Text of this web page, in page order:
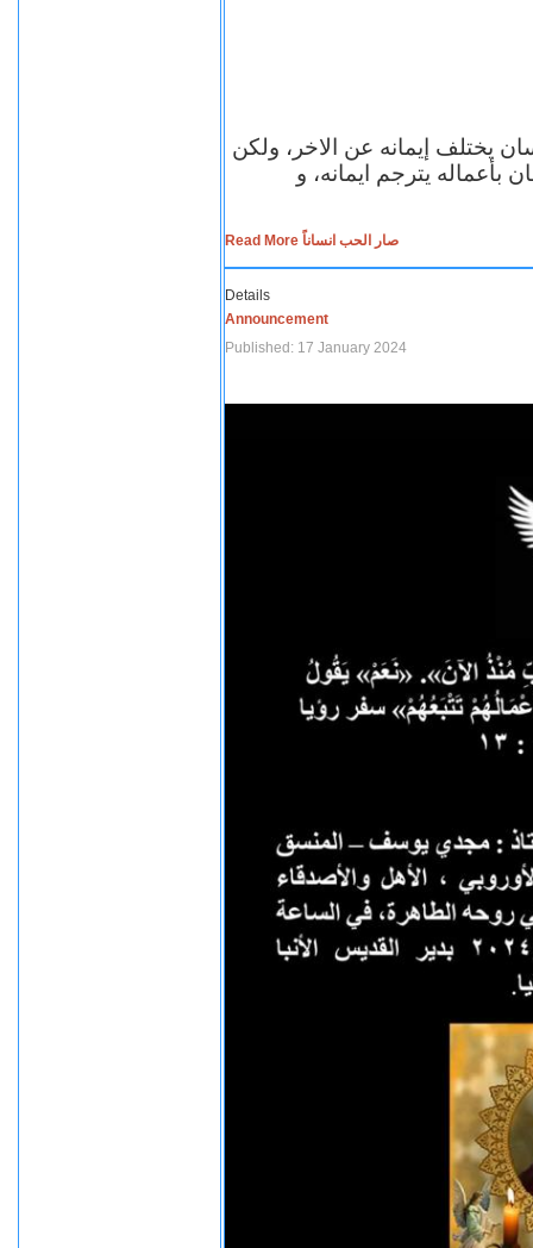
يختلف إيمانه عن الاخر، ولكن
بأعماله يترجم ايمانه، و
Read More صار الحب انساناً
Details
Announcement
Published: 17 January 2024